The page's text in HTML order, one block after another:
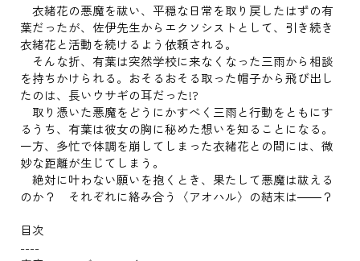
衣緒花の悪魔を祓い、平穏な日常を取り戻したはずの有
葉だったが、佐伊先生からエクソシストとして、引き続き
衣緒花と活動を続けるよう依頼される。
そんな折、有葉は突然学校に来なくなった三雨から相談
を持ちかけられる。おそるおそる取った帽子から飛び出し
たのは、長いウサギの耳だった!?
取り憑いた悪魔をどうにかすべく三雨と行動をともにす
るうち、有葉は彼女の胸に秘めた想いを知ることになる。
一方、多忙で体調を崩してしまった衣緒花との間には、微
妙な距離が生じてしまう。
絶対に叶わない願いを抱くとき、果たして悪魔は祓える
のか？ それぞれに絡み合う〈アオハル〉の結末は――？
目次
----